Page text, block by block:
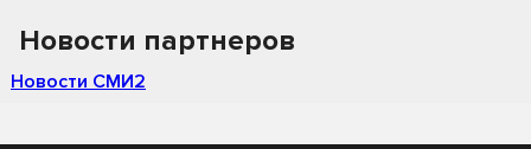
Новости партнеров
Новости СМИ2